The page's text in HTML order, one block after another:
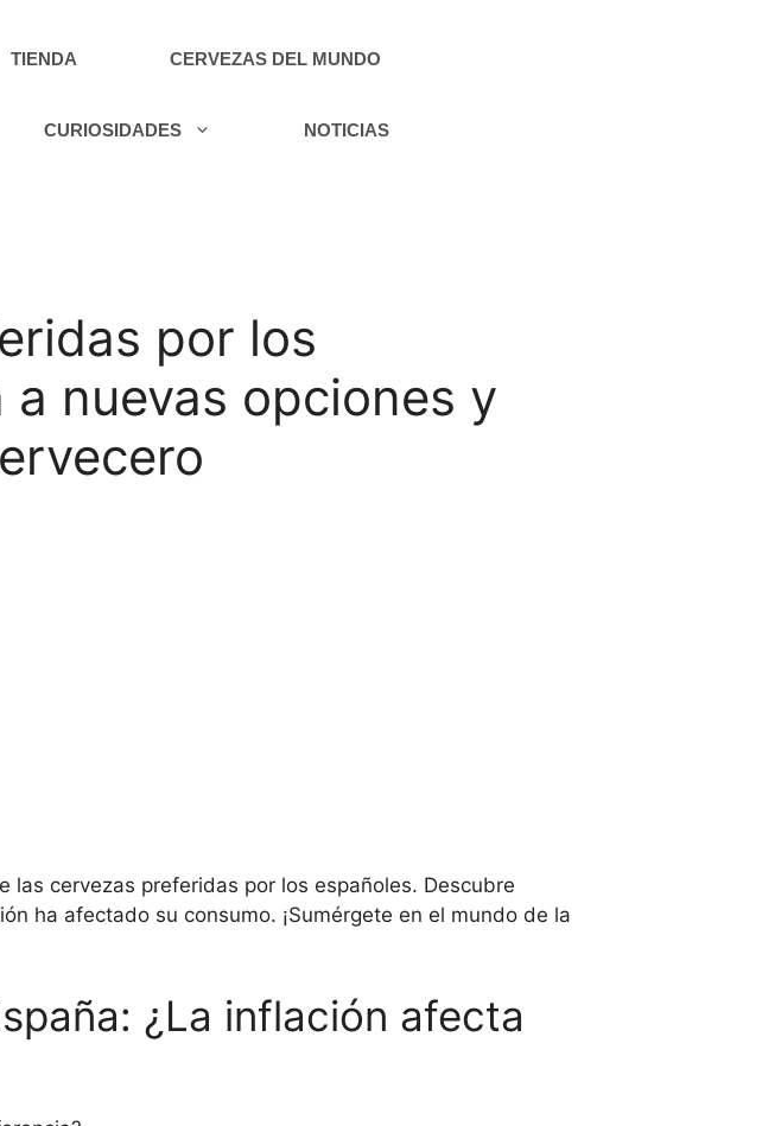
TIENDA CERVEZAS DEL MUNDO
CURIOSIDADES NOTICIAS
por los
nuevas opciones y
las cervezas preferidas por los españoles. Descubre
ha afectado su consumo. ¡Sumérgete en el mundo de la
¿La inflación afecta